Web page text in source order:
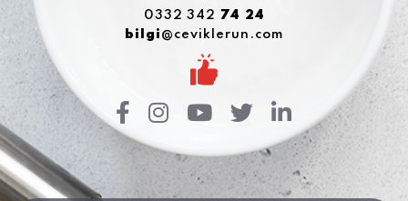
0332 342 74 24
bilgi @ceviklerun.com